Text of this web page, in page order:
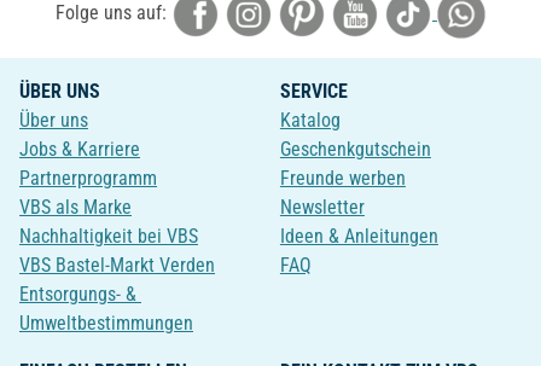
Folge uns auf:
ÜBER UNS
Über uns
Jobs & Karriere
Partnerprogramm
VBS als Marke
Nachhaltigkeit bei VBS
VBS Bastel-Markt Verden
Entsorgungs- &
Umweltbestimmungen
SERVICE
Katalog
Geschenkgutschein
Freunde werben
Newsletter
Ideen & Anleitungen
FAQ